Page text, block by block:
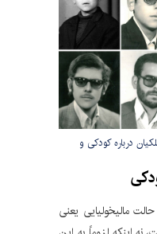
درباره کودکی و
مالیخولیایی یعنی